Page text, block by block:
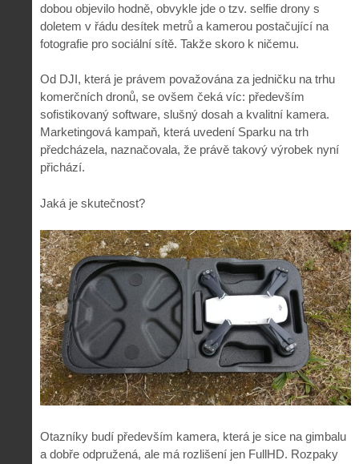
dobou objevilo hodně, obvykle jde o tzv. selfie drony s
doletem v řádu desítek metrů a kamerou postačující na
fotografie pro sociální sítě. Takže skoro k ničemu.
Od DJI, která je právem považována za jedničku na trhu
komerčních dronů, se ovšem čeká víc: především
sofistikovaný software, slušný dosah a kvalitní kamera.
Marketingová kampaň, která uvedení Sparku na trh
předcházela, naznačovala, že právě takový výrobek nyní
přichází.
Jaká je skutečnost?
Otazníky budí především kamera, která je sice na gimbalu
a dobře odpružená, ale má rozlišení jen FullHD. Rozpaky